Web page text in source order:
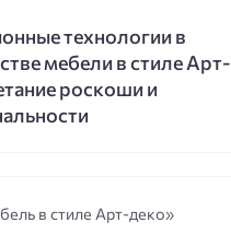
технологии в
мебели в стиле Арт-
роскоши и
в стиле Арт-деко»